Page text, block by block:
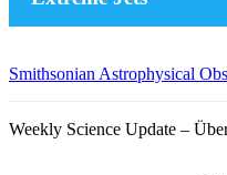
Smithsonian Astrophysical
Weekly Science Update –